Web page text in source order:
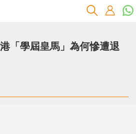
「學屆皇馬」為何慘遭退